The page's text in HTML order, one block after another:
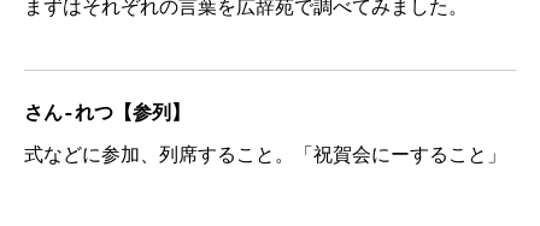
まずはそれぞれの言葉を広辞苑で調べてみました。
さん-れつ【参列】
式などに参加、列席すること。「祝賀会にーすること」